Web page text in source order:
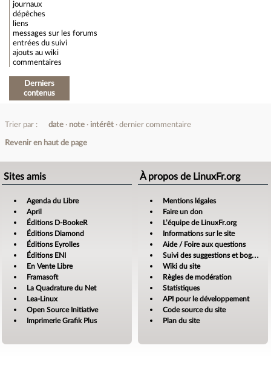
journaux
dépêches
liens
messages sur les forums
entrées du suivi
ajouts au wiki
commentaires
Derniers
contenus
Trier par : date note intérêt dernier commentaire
Revenir en haut de page
Sites amis
Agenda du Libre
April
Éditions D-BookeR
Éditions Diamond
Éditions Eyrolles
Éditions ENI
En Vente Libre
Framasoft
La Quadrature du Net
Lea-Linux
Open Source Initiative
Imprimerie Grafik Plus
À propos de LinuxFr.org
Mentions légales
Faire un don
L’équipe de LinuxFr.org
Informations sur le site
Aide / Foire aux questions
Suivi des suggestions et bogues
Wiki du site
Règles de modération
Statistiques
API pour le développement
Code source du site
Plan du site